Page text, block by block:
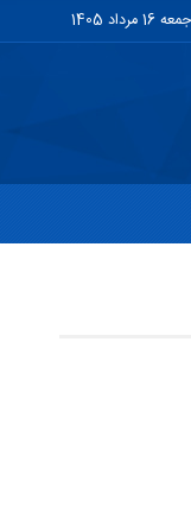
جمعه 16 مرداد 1405